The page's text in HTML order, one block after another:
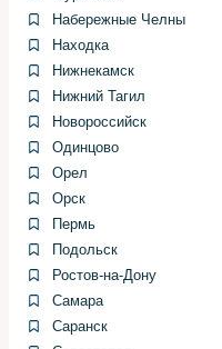
документации для
момента затяжки
деформаций
Подключение
хомуты,
рекомендованной
Заливка и прокачка:
прокачайте
упор при
оборотах.
Проверка на утечки
соединения под
Набережные Челны
Находка
Нижнекамск
Нижний Тагил
Новороссийск
Одинцово
Орел
Орск
Пермь
Подольск
Ростов-на-Дону
Самара
Саранск